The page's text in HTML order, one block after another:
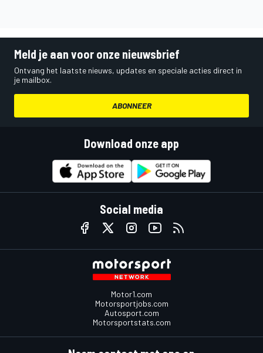
Meld je aan voor onze nieuwsbrief
Ontvang het laatste nieuws, updates en speciale acties direct in
je mailbox.
ABONNEER
Download onze app
Social media
Motor1.com
Motorsportjobs.com
Autosport.com
Motorsportstats.com